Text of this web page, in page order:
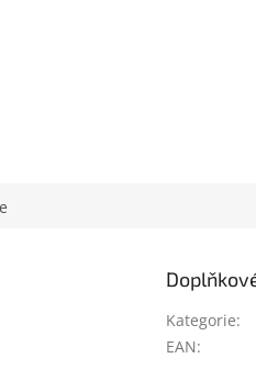
Kategorie:
EAN: